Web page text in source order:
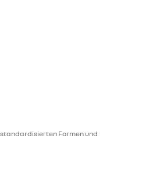
standardisierten Formen und